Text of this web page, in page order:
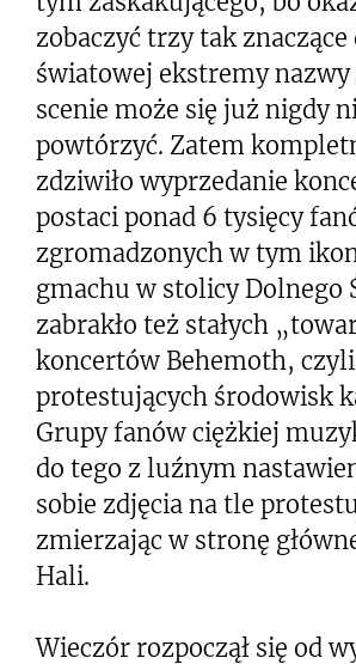
zobaczyć trzy tak znaczące
światowej ekstremy nazwy
scenie może się już nigdy
powtórzyć. Zatem
zdziwiło wyprzedanie
postaci ponad 6 tysięcy
zgromadzonych w tym
gmachu w stolicy Dolnego
zabrakło też stałych
koncertów Behemoth, czyli
protestujących środowisk
Grupy fanów ciężkiej
do tego z luźnym
sobie zdjęcia na tle
zmierzając w stronę
Hali.
Wieczór rozpoczął się od